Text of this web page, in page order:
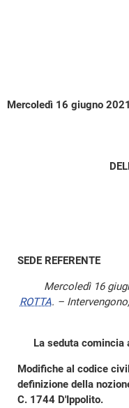
Mercoledì 16 giugno 2021
SEDE REFERENTE
Mercoledì 16
ROTTA. –
La seduta comincia
Modifiche al codice
definizione della
C. 1744 D'Ippolito.